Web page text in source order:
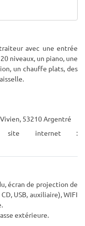
avec une entrée
niveaux, un piano, une
un chauffe plats, des
53210 Argentré
site internet :
écran de projection de
USB, auxiliaire), WIFI
extérieure.